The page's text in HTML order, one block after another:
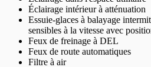
Éclairage intérieur à atténuation
Essuie-glaces à balayage
sensibles à la vitesse avec
Feux de freinage à DEL
Feux de route automatiques
Filtre à air